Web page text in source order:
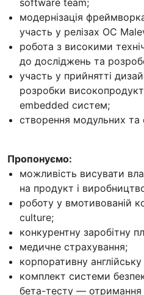
модернізація
участь у релізах ОС
робота з високими
до досліджень та
участь у прийнятті
розробки
embedded систем;
створення модульних та
Пропонуємо:
можливість висувати
на продукт і
роботу у вмотивованій
culture;
конкурентну заробітну
медичне страхування;
корпоративну
комплект системи
бета-тесту — отримання